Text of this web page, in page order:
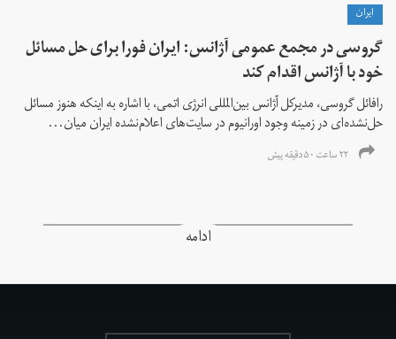
ايران
گروسی در مجمع عمومی آژانس: ایران فورا برای حل مسائل
خود با آژانس اقدام کند
رافائل گروسی، مدیرکل آژانس بین‌المللی انرژی اتمی، با اشاره به اینکه هنوز مسائل
حل‌نشده‌ای در زمینه وجود اورانیوم در سایت‌های اعلام‌نشده ایران میان...
۲۲ ساعت ۵۰ دقیقه پیش
ادامه